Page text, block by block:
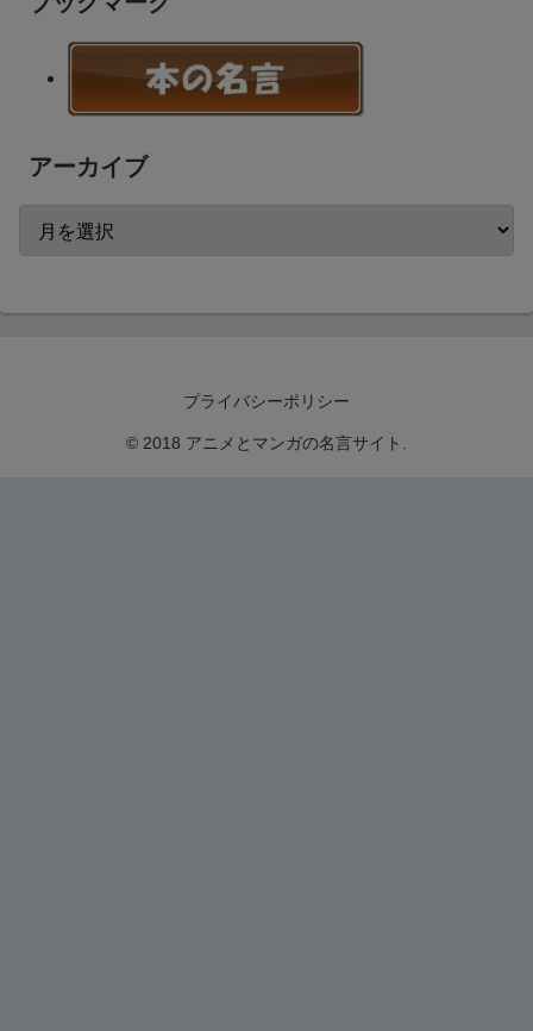
アーカイブ
プライバシーポリシー
© 2018 アニメとマンガの名言サイト.